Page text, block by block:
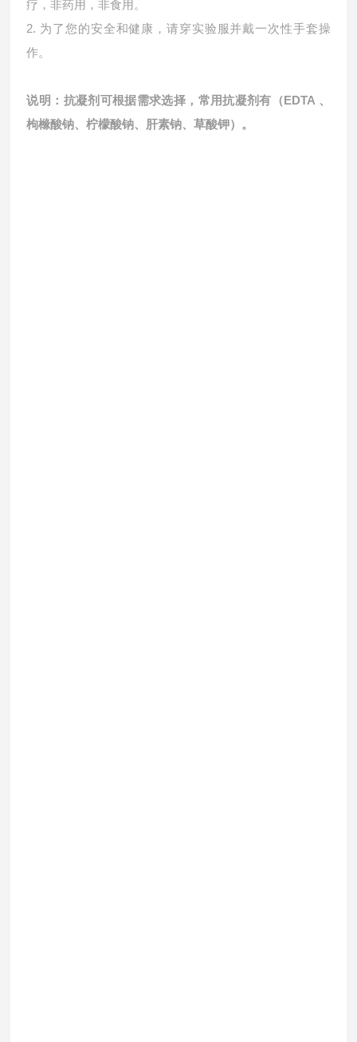
疗，非药用，非食用。
2. 为了您的安全和健康，请穿实验服并戴一次性手套操
作。
说明：抗凝剂可根据需求选择，常用抗凝剂有（EDTA 、
枸橼酸钠、柠檬酸钠、肝素钠、草酸钾）。